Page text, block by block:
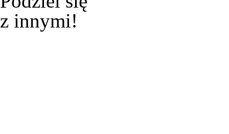
z innymi!